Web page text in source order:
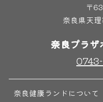
〒
奈良県天
奈良プラザ
奈良健康ランドについて